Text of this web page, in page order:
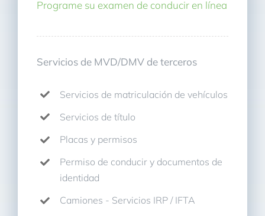
Programe su examen de conducir en línea
Servicios de MVD/DMV de terceros
Servicios de matriculación de vehículos
Servicios de título
Placas y permisos
Permiso de conducir y documentos de
identidad
Camiones - Servicios IRP / IFTA